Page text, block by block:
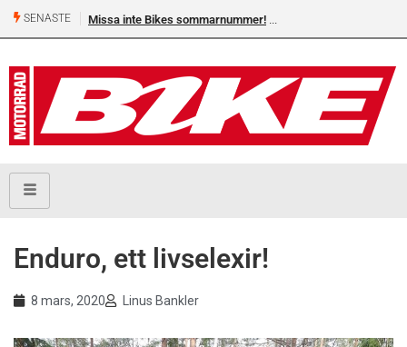
SENASTE
inte Bikes sommarnummer! Shelby Turner, klar för GGN
Enduro, ett livselexir!
8 mars, 2020 Linus Bankler